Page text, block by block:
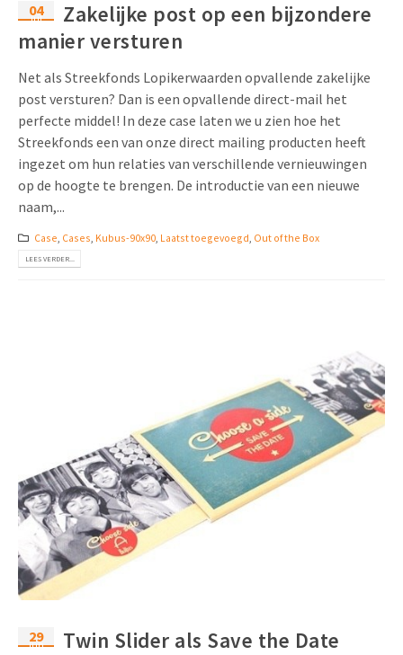
04
jul
Zakelijke post op een bijzondere
manier versturen
Net als Streekfonds Lopikerwaarden opvallende zakelijke
post versturen? Dan is een opvallende direct-mail het
perfecte middel! In deze case laten we u zien hoe het
Streekfonds een van onze direct mailing producten heeft
ingezet om hun relaties van verschillende vernieuwingen
op de hoogte te brengen. De introductie van een nieuwe
naam,...
Case Cases Kubus-90x90, Laatst toegevoegd Out of the Box
LEES VERDER...
29
jun
Twin Slider als Save the Date